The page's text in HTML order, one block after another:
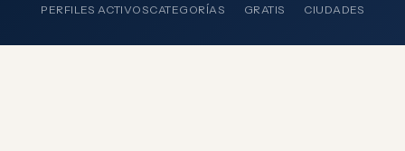
PERFILES ACTIVOSCATEGORÍAS GRATIS CIUDADES